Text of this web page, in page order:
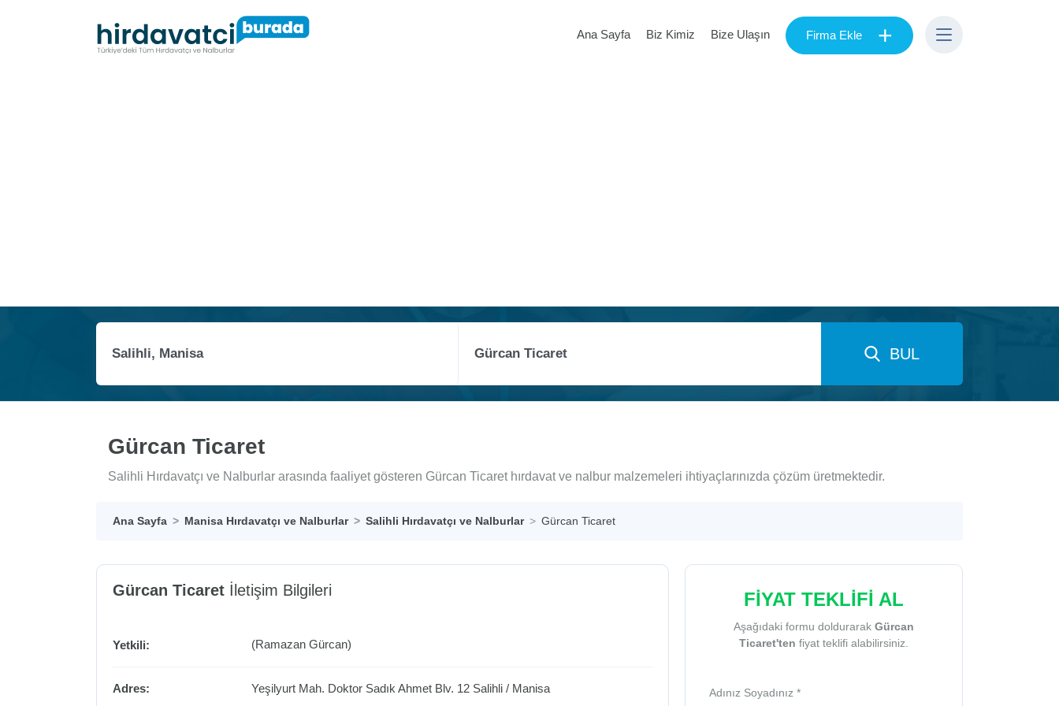
Ana Sayfa Biz Kimiz Bize Ulaşın Firma Ekle +
BUL
Gürcan Ticaret
Salihli Hırdavatçı ve Nalburlar arasında faaliyet gösteren Gürcan Ticaret hırdavat ve nalbur malzemeleri ihtiyaçlarınızda çözüm üretmektedir.
Ana Sayfa Manisa Hırdavatçı ve Nalburlar Salihli Hırdavatçı ve Nalburlar Gürcan Ticaret
Gürcan Ticaret İletişim Bilgileri
Yetkili: (Ramazan Gürcan)
Adres: Yeşilyurt Mah. Doktor Sadık Ahmet Blv. 12 Salihli / Manisa
FİYAT TEKLİFİ AL
Aşağıdaki formu doldurarak Gürcan
Ticaret'ten fiyat teklifi alabilirsiniz.
Adınız Soyadınız *